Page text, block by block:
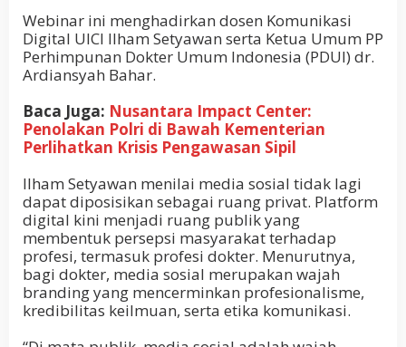
Webinar ini menghadirkan dosen Komunikasi
Digital UICI Ilham Setyawan serta Ketua Umum PP
Perhimpunan Dokter Umum Indonesia (PDUI) dr.
Ardiansyah Bahar.
Baca Juga: Nusantara Impact Center:
Penolakan Polri di Bawah Kementerian
Perlihatkan Krisis Pengawasan Sipil
Ilham Setyawan menilai media sosial tidak lagi
dapat diposisikan sebagai ruang privat. Platform
digital kini menjadi ruang publik yang
membentuk persepsi masyarakat terhadap
profesi, termasuk profesi dokter. Menurutnya,
bagi dokter, media sosial merupakan wajah
branding yang mencerminkan profesionalisme,
kredibilitas keilmuan, serta etika komunikasi.